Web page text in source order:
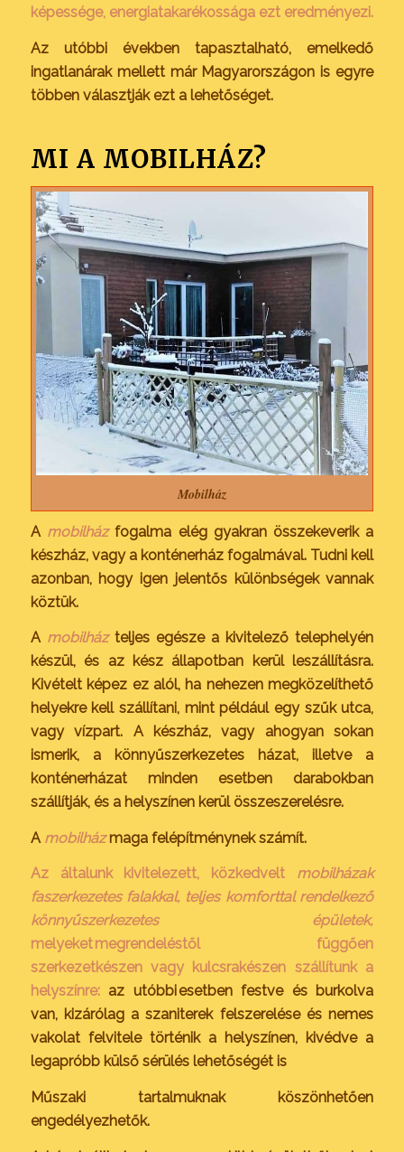
képessége, energiatakarékossága ezt eredményezi.
Az utóbbi években tapasztalható, emelkedő
ingatlanárak mellett már Magyarországon is egyre
többen választják ezt a lehetőséget.
MI A MOBILHÁZ?
Mobilház
A mobilházfogalma elég gyakran összekeverik a
készház, vagy a konténerház fogalmával. Tudni kell
azonban, hogy igen jelentős különbségek vannak
köztük.
A mobilházteljes egésze a kivitelező telephelyén
készül, és az kész állapotban kerül leszállításra.
Kivételt képez ez alól, ha nehezen megközelíthető
helyekre kell szállítani, mint például egy szűk utca,
vagy vízpart. A készház, vagy ahogyan sokan
ismerik, a könnyűszerkezetes házat, illetve a
konténerházat minden esetben darabokban
szállítják, és a helyszínen kerül összeszerelésre.
A mobilházmaga felépítménynek számít.
Az általunk kivitelezett, közkedvelt mobilházak
faszerkezetes falakkal, teljes komforttal rendelkező
könnyűszerkezetes épületek,
melyeket megrendeléstől függően
szerkezetkészen vagy kulcsrakészen szállítunk a
helyszínre:az utóbbi esetben festve és burkolva
van, kizárólag a szaniterek felszerelése és nemes
vakolat felvitele történik a helyszínen, kivédve a
legapróbb külső sérülés lehetőségét is
Műszaki tartalmuknak köszönhetően
engedélyezhetők.